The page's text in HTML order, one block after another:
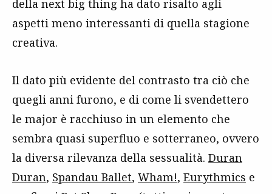
della next big thing ha dato risalto agli
aspetti meno interessanti di quella stagione
creativa.
Il dato più evidente del contrasto tra ciò che
quegli anni furono, e di come li svendettero
le major è racchiuso in un elemento che
sembra quasi superfluo e sotterraneo, ovvero
la diversa rilevanza della sessualità. Duran
Duran, Spandau Ballet, Wham!, Eurythmics e